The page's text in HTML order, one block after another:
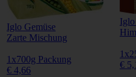
Iglo Gemüse
Zarte Mischung
1x700g Packung
€ 4,66
€